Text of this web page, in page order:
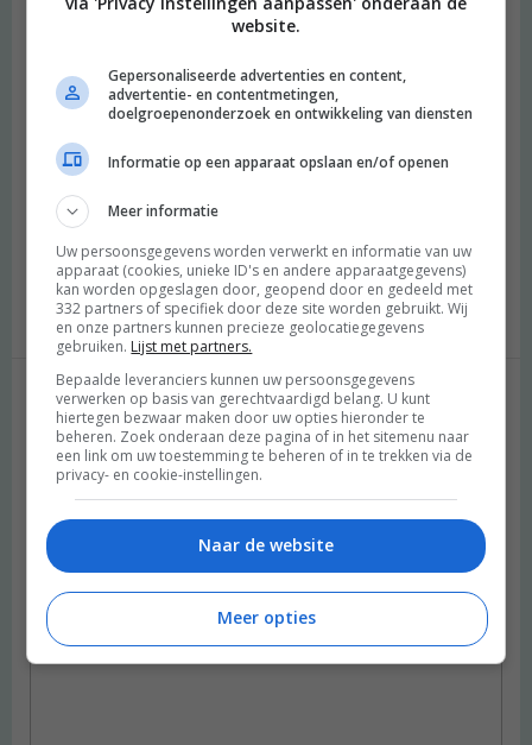
inspirerend en ik zat al een hele tijd te hopen dat je een podcast
ging beginnen. Ik weet zeker dat je dat super goed gaat doen!
Ik ben zelf mijn blog begonnen door iemand die ik eigenlijk
helemaal niet goed kende (maar waarvan ik wist dat hij wist hoe
je een blog moest opzetten) om hulp te vragen. Ik dacht ook dat
hij het raar zou vinden dat ik hem om hulp vroeg, maar hij wilde
me meteen helpen. Dat was echt een eye opener en motivatie
om vaker om hulp te vragen. Ik moet mezelf er af en toe nog wel
aan herinneren, maar ik probeer het vaker te doen :) Dankjewel
voor de reminder!
Beantwoorden
Geef een reactie
Je e-mailadres wordt niet gepubliceerd.Vereiste velden zijn
gemarkeerd met
Reactie
website.
Gepersonaliseerde advertenties en content,
advertentie- en contentmetingen,
doelgroepenonderzoek en ontwikkeling van diensten
Informatie op een apparaat opslaan en/of openen
Meer informatie
Uw persoonsgegevens worden verwerkt en informatie van uw
apparaat (cookies, unieke ID's en andere apparaatgegevens)
kan worden opgeslagen door, geopend door en gedeeld met
332 partners of specifiek door deze site worden gebruikt. Wij
en onze partners kunnen precieze geolocatiegegevens
gebruiken. Lijst met partners.
Bepaalde leveranciers kunnen uw persoonsgegevens
verwerken op basis van gerechtvaardigd belang. U kunt
hiertegen bezwaar maken door uw opties hieronder te
beheren. Zoek onderaan deze pagina of in het sitemenu naar
een link om uw toestemming te beheren of in te trekken via de
privacy- en cookie-instellingen.
Naar de website
Meer opties